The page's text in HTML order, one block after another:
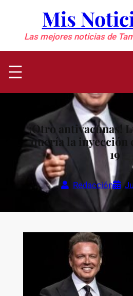
contenido
Mis
Las mejores noticias de
¡Otro antivacunas!
quería la inyección
19
Redacción